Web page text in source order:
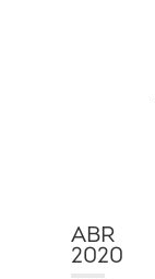
ABR
2020